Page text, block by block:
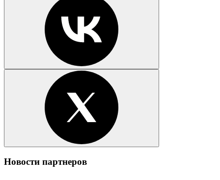
Новости партнеров